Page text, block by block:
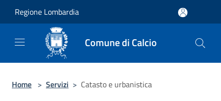
Regione Lombardia
Comune di Calcio
Home > Servizi > Catasto e urbanistica